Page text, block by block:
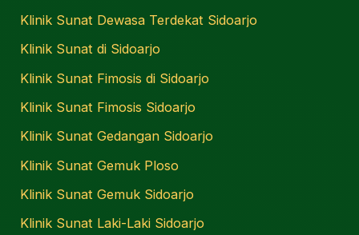
Klinik Sunat Dewasa Terdekat Sidoarjo
Klinik Sunat di Sidoarjo
Klinik Sunat Fimosis di Sidoarjo
Klinik Sunat Fimosis Sidoarjo
Klinik Sunat Gedangan Sidoarjo
Klinik Sunat Gemuk Ploso
Klinik Sunat Gemuk Sidoarjo
Klinik Sunat Laki-Laki Sidoarjo